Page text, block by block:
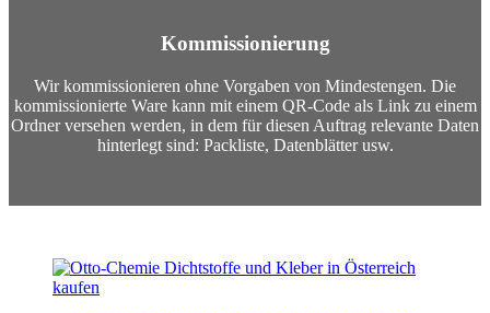
Kommissionierung
Wir kommissionieren ohne Vorgaben von Mindestengen. Die
kommissionierte Ware kann mit einem QR-Code als Link zu einem
Ordner versehen werden, in dem für diesen Auftrag relevante Daten
hinterlegt sind: Packliste, Datenblätter usw.